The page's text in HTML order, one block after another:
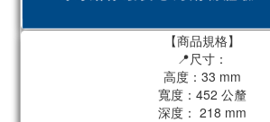
【商品規格】
📍尺寸：
高度：33 mm
寬度：452 公釐
深度： 218 mm